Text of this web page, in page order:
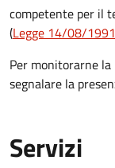
competente per il
(Legge 14/08/
Per monitorarne
segnalare la
Servizi